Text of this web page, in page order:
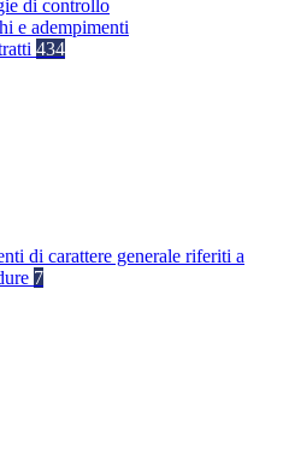
di controllo
e adempimenti
434
di carattere generale riferiti a
7